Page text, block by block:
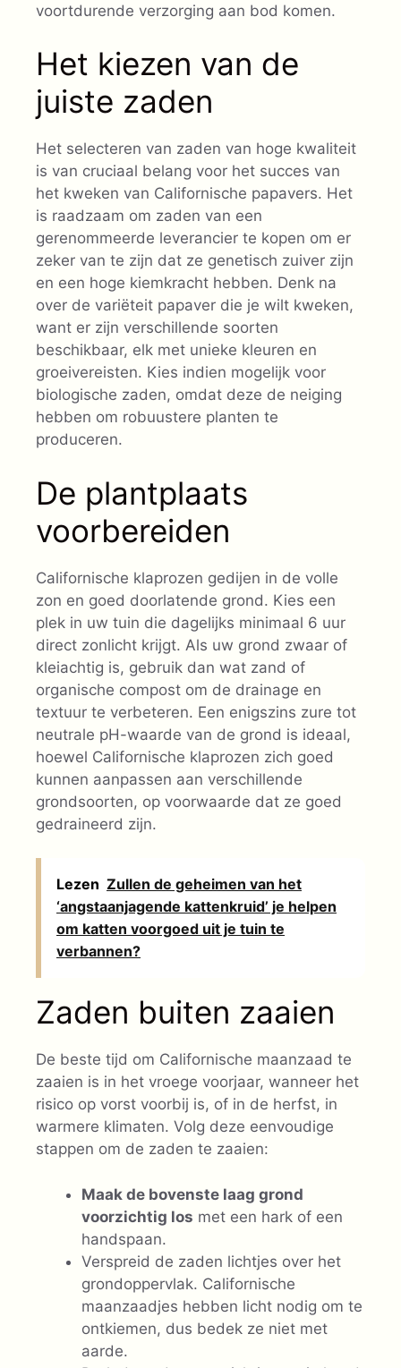
voortdurende verzorging aan bod komen.
Het kiezen van de
juiste zaden
Het selecteren van zaden van hoge kwaliteit
is van cruciaal belang voor het succes van
het kweken van Californische papavers. Het
is raadzaam om zaden van een
gerenommeerde leverancier te kopen om er
zeker van te zijn dat ze genetisch zuiver zijn
en een hoge kiemkracht hebben. Denk na
over de variëteit papaver die je wilt kweken,
want er zijn verschillende soorten
beschikbaar, elk met unieke kleuren en
groeivereisten. Kies indien mogelijk voor
biologische zaden, omdat deze de neiging
hebben om robuustere planten te
produceren.
De plantplaats
voorbereiden
Californische klaprozen gedijen in de volle
zon en goed doorlatende grond. Kies een
plek in uw tuin die dagelijks minimaal 6 uur
direct zonlicht krijgt. Als uw grond zwaar of
kleiachtig is, gebruik dan wat zand of
organische compost om de drainage en
textuur te verbeteren. Een enigszins zure tot
neutrale pH-waarde van de grond is ideaal,
hoewel Californische klaprozen zich goed
kunnen aanpassen aan verschillende
grondsoorten, op voorwaarde dat ze goed
gedraineerd zijn.
Lezen Zullen de geheimen van het
‘angstaanjagende kattenkruid’ je helpen
om katten voorgoed uit je tuin te
verbannen?
Zaden buiten zaaien
De beste tijd om Californische maanzaad te
zaaien is in het vroege voorjaar, wanneer het
risico op vorst voorbij is, of in de herfst, in
warmere klimaten. Volg deze eenvoudige
stappen om de zaden te zaaien:
Maak de bovenste laag grond
voorzichtig los met een hark of een
handspaan.
Verspreid de zaden lichtjes over het
grondoppervlak. Californische
maanzaadjes hebben licht nodig om te
ontkiemen, dus bedek ze niet met
aarde.